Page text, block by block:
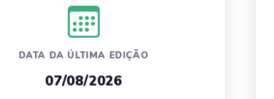
DATA DA ÚLTIMA EDIÇÃO
07/08/2026